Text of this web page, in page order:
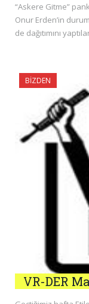
“Askere Gitme”
Onur Erden’in
de dağıtımını
BIZDEN
VR-DER